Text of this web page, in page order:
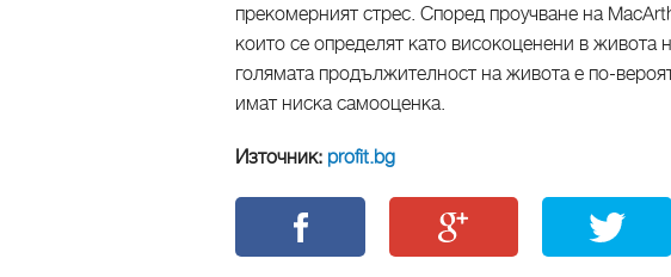
прекомерният стрес. Според проучване на
които се определят като високоценени в живота
голямата продължителност на живота е по-
имат ниска самооценка.
Източник: profit.bg